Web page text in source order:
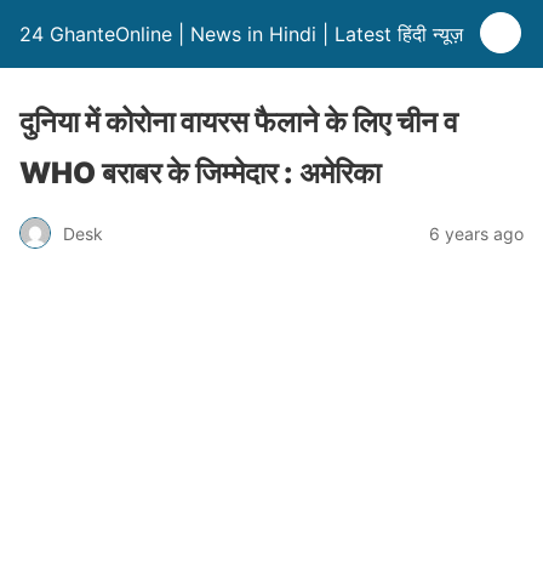
24 GhanteOnline | News in Hindi | Latest हिंदी न्यूज़
दुनिया में कोरोना वायरस फैलाने के लिए चीन व
WHO बराबर के जिम्मेदार : अमेरिका
Desk 6 years ago